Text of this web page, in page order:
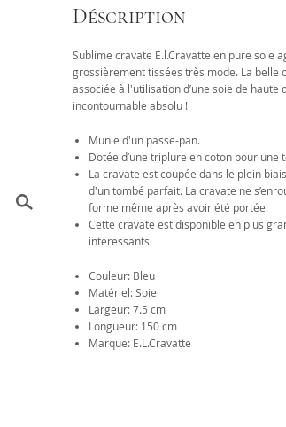
Déscription
Sublime cravate E.l.Cravatte en pure soie
grossièrement tissées très mode. La belle
associée à l'utilisation d’une soie de
incontournable absolu !
Munie d'un passe-pan.
Dotée d’une triplure en coton pour une
La cravate est coupée dans le plein
d'un tombé parfait. La cravate ne
forme même après avoir été portée.
Cette cravate est disponible en plus
intéressants.
Couleur: Bleu
Matériel: Soie
Largeur: 7.5 cm
Longueur: 150 cm
Marque: E.L.Cravatte